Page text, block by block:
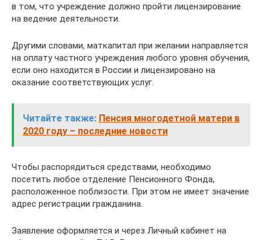
в том, что учреждение должно пройти лицензирование
на ведение деятельности.
Другими словами, маткапитал при желании направляется
на оплату частного учреждения любого уровня обучения,
если оно находится в России и лицензировано на
оказание соответствующих услуг.
Читайте также: Пенсия многодетной матери в
2020 году – последние новости
Чтобы распорядиться средствами, необходимо
посетить любое отделение Пенсионного Фонда,
расположенное поблизости. При этом не имеет значение
адрес регистрации гражданина.
Заявление оформляется и через Личный кабинет на